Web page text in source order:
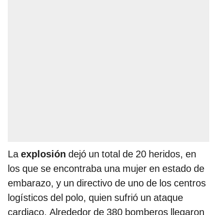
Laexplosión dejó un total de 20 heridos, en
los que se encontraba una mujer en estado de
embarazo, y un directivo de uno de los centros
logísticos del polo, quien sufrió un ataque
cardiaco. Alrededor de 380 bomberos llegaron